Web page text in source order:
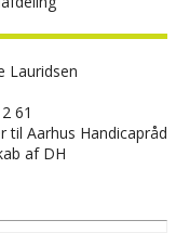
Lauridsen
61
til Aarhus Handicapråd
af DH